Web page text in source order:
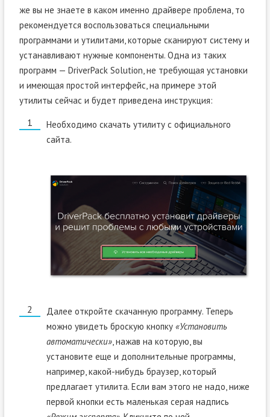
же вы не знаете в каком именно драйвере проблема, то
рекомендуется воспользоваться специальными
программами и утилитами, которые сканируют систему и
устанавливают нужные компоненты. Одна из таких
программ — DriverPack Solution, не требующая установки
и имеющая простой интерфейс, на примере этой
утилиты сейчас и будет приведена инструкция:
Необходимо скачать утилиту с официального
сайта.
Далее откройте скачанную программу. Теперь
можно увидеть броскую кнопку «Установить
автоматически», нажав на которую, вы
установите еще и дополнительные программы,
например, какой-нибудь браузер, который
предлагает утилита. Если вам этого не надо, ниже
первой кнопки есть маленькая серая надпись